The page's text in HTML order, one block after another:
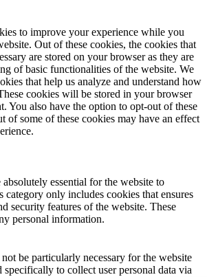
to improve your experience while you
Out of these cookies, the cookies that
are stored on your browser as they are
of basic functionalities of the website. We
that help us analyze and understand how
cookies will be stored in your browser
You also have the option to opt-out of these
of some of these cookies may have an effect
absolutely essential for the website to
only includes cookies that ensures
security features of the website. These
personal information.
be particularly necessary for the website
specifically to collect user personal data via